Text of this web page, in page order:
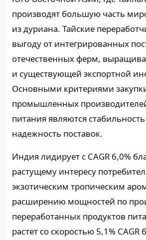
производят большую часть
из дуриана. Тайские
выгоду от интегрированных
отечественных ферм,
и существующей экспортной
Основными критериями
промышленных
питания являются
надежность поставок.
Индия лидирует с CAGR 6,0%
растущему интересу
экзотическим тропическим
расширению мощностей по
переработанных продуктов
растет со скоростью 5,1% CAGR